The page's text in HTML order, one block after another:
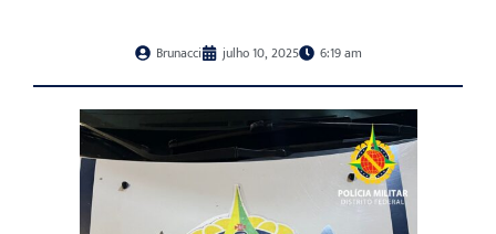
Brunacci julho 10, 2025 6:19 am